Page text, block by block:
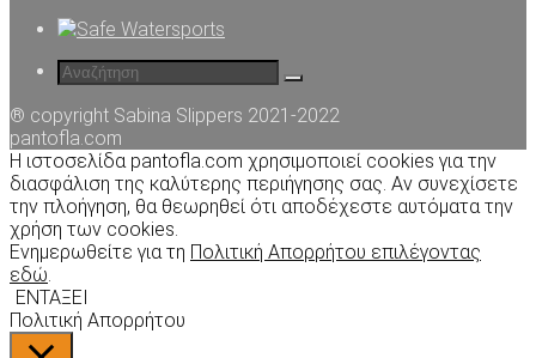
® copyright Sabina Slippers 2021-2022
pantofla.com
Η ιστοσελίδα pantofla.com χρησιμοποιεί cookies για την
διασφάλιση της καλύτερης περιήγησης σας. Αν συνεχίσετε
την πλοήγηση, θα θεωρηθεί ότι αποδέχεστε αυτόματα την
χρήση των cookies.
Ενημερωθείτε για τη Πολιτική Απορρήτου επιλέγοντας
εδώ
ΕΝΤΑΞΕΙ
Πολιτική Απορρήτου